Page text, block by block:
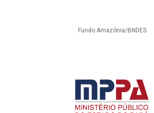
Fundo Amazônia/BNDES